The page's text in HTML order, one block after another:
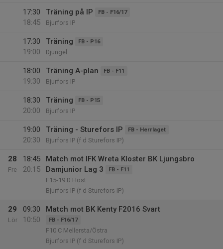
17:30
18:45
Träning på IP FB - F16/17
Bjurfors IP
17:30
19:00
Träning FB - P16
Djungel
18:00
19:30
Träning A-plan FB - F11
Bjurfors IP
18:30
20:00
Träning FB - P15
Bjurfors IP
19:00
20:30
Träning - Sturefors IP FB - Herrlaget
Bjurfors IP (f d Sturefors IP)
28
Fre
18:45
20:15
Match mot IFK Wreta Kloster BK Ljungsbro
Damjunior Lag 3
FB - F11
F15-19 D Höst
Bjurfors IP (f d Sturefors IP)
29
Lör
09:30
10:50
Match mot BK Kenty F2016 Svart
FB - F16/17
F10 C Mellersta/Östra
Bjurfors IP (f d Sturefors IP)